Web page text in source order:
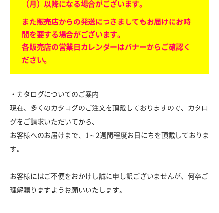
（月）以降になる場合がございます。
また販売店からの発送につきましてもお届けにお時
間を要する場合がございます。
各販売店の営業日カレンダーはバナーからご確認く
ださい。
・カタログについてのご案内
現在、多くのカタログのご注文を頂戴しておりますので、カタロ
グをご請求いただいてから、
お客様へのお届けまで、1～2週間程度お日にちを頂戴しておりま
す。
お客様にはご不便をおかけし誠に申し訳ございませんが、何卒ご
理解賜りますようお願いいたします。